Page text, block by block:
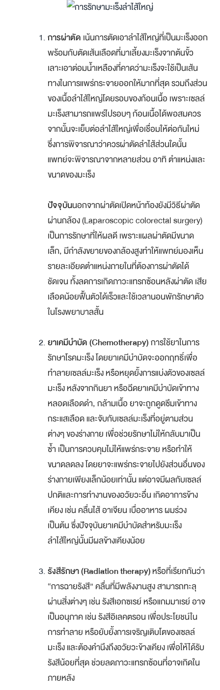
การผ่าตัด เน้นการตัดเอาลำไส้ใหญ่ที่เป็นมะเร็งออก
พร้อมกับตัดเส้นเลือดที่มาเลี้ยงมะเร็งจากต้นขั้ว
เลาะเอาต่อมน้ำเหลืองที่คาดว่ามะเร็งจะใช้เป็นเส้น
ทางในการแพร่กระจายออกให้มากที่สุด รวมถึงส่วน
ของเนื้อลําไส้ใหญ่โดยรอบของก้อนเนื้อ เพราะเซลล์
มะเร็งสามารถแพร่ไปรอบๆ ก้อนเนื้อได้พอสมควร
จากนั้นจะเย็บต่อลำไส้ใหญ่เพื่อเชื่อมให้ต่อกันใหม่
ซึ่งการพิจารณาว่าควรผ่าตัดลำไส้ส่วนใดนั้น
แพทย์จะพิจารณาจากหลายส่วน อาทิ ตำแหน่งและ
ขนาดของมะเร็ง
ปัจจุบันนอกจากผ่าตัดเปิดหน้าท้องยังมีวิธีผ่าตัด
ผ่านกล้อง (Laparoscopic colorectal surgery)
เป็นการรักษาที่ให้ผลดี เพราะแผลผ่าตัดมีขนาด
เล็ก, มีกำลังขยายของกล้องสูงทำให้แพทย์มองเห็น
รายละเอียดตำแหน่งภายในที่ต้องการผ่าตัดได้
ชัดเจน ทั้งลดการเกิดภาวะแทรกซ้อนหลังผ่าตัด เสีย
เลือดน้อยฟื้นตัวได้เร็วและใช้เวลานอนพักรักษาตัว
ในโรงพยาบาลสั้น
ยาเคมีบำบัด (Chemotherapy)การใช้ยาในการ
รักษาโรคมะเร็ง โดยยาเคมีบำบัดจะออกฤทธิ์เพื่อ
ทำลายเซลล์มะเร็ง หรือหยุดยั้งการแบ่งตัวของเซลล์
มะเร็ง หลังจากกินยา หรือฉีดยาเคมีบำบัดเข้าทาง
หลอดเลือดดำ, กล้ามเนื้อ ยาจะถูกดูดซึมเข้าทาง
กระแสเลือด และจับกับเซลล์มะเร็งที่อยู่ตามส่วน
ต่างๆ ของร่างกาย เพื่อช่วยรักษาไม่ให้กลับมาเป็น
ซ้ำ เป็นการควบคุมไม่ให้แพร่กระจาย หรือทำให้
ขนาดลดลง โดยยาจะแพร่กระจายไปยังส่วนอื่นของ
ร่างกายเพียงเล็กน้อยเท่านั้น แต่อาจมีผลกับเซลล์
ปกติและการทำงานของอวัยวะอื่น เกิดอาการข้าง
เคียง เช่น คลื่นไส้ อาเจียน เบื่ออาหาร ผมร่วง
เป็นต้น ซึ่งปัจจุบันยาเคมีบำบัดสำหรับมะเร็ง
ลำไส้ใหญ่นั้นมีผลข้างเคียงน้อย
รังสีรักษา (Radiation therapy)หรือที่เรียกกันว่า
“การฉายรังสี” คลื่นที่มีพลังงานสูง สามารถทะลุ
ผ่านสิ่งต่างๆ เช่น รังสีเอกซเรย์ หรือแกมมาเรย์ อาจ
เป็นอนุภาค เช่น รังสีอิเลคตรอน เพื่อประโยชน์ใน
การทำลาย หรือยับยั้งการเจริญเติบโตของเซลล์
มะเร็ง และต้องคำนึงถึงอวัยวะข้างเคียง เพื่อให้ได้รับ
รังสีน้อยที่สุด ช่วยลดภาวะแทรกซ้อนที่อาจเกิดใน
ภายหลัง